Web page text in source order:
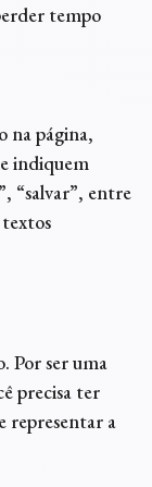
tempo
na página,
indiquem
“salvar”, entre
textos
Por ser uma
precisa ter
representar a